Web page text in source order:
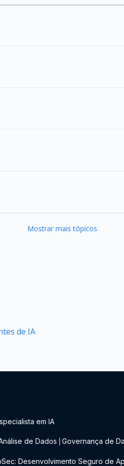
Mostrar mais tópicos
de IA
em IA
de Dados Governança de
Desenvolvimento Seguro de